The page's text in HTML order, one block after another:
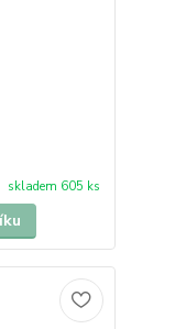
skladem 605 ks